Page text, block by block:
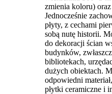
zmienia koloru)
Jednocześnie
płyty, z cechami
sobą nutę historii.
do dekoracji ścian
budynków,
bibliotekach,
dużych obiektach.
odpowiedni
płytki ceramiczne i